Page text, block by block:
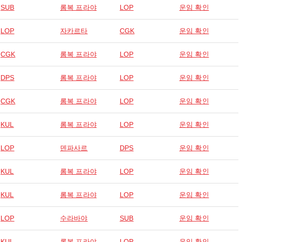
SUB 롬복 프라야 LOP 운임 확인
LOP 자카르타 CGK 운임 확인
CGK 롬복 프라야 LOP 운임 확인
DPS 롬복 프라야 LOP 운임 확인
CGK 롬복 프라야 LOP 운임 확인
KUL 롬복 프라야 LOP 운임 확인
LOP 덴파사르 DPS 운임 확인
KUL 롬복 프라야 LOP 운임 확인
KUL 롬복 프라야 LOP 운임 확인
LOP 수라바야 SUB 운임 확인